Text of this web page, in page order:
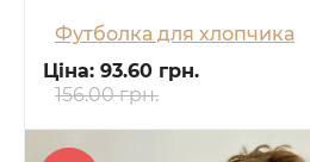
Футболка для хлопчика
Ціна: 93.60 грн.
156.00 грн.